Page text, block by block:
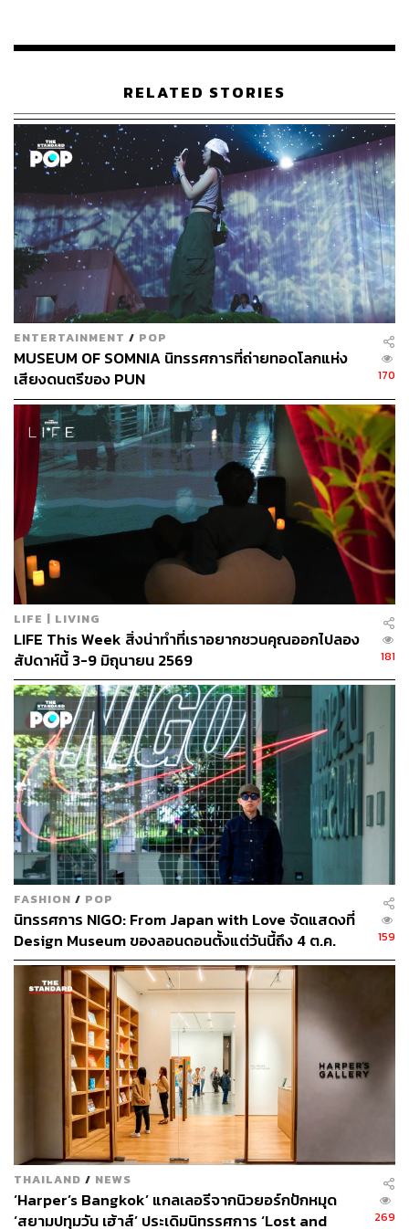
Photo: Yelo House
All or Nothing
What:
ประเดิมศักราชใหม่ ทางฟาก Yelo House ส่ง
นิทรรศการของสองศิลปินชาวเยอรมันมาให้คุณได้ชมในชื่อ
‘All Or Nothing – A Duo Exhibition by Niels & Marga’ โดย
ศิลปินสองท่านที่นำงานมาจัดแสดงร่วมกันคือ นีลส์ คาล์ก
(Niels Kalk) และ มาร์กา แวน เดน มีย์เดนเบิร์ก (Marga van
den Meydenberg) ซึ่งเป็นคู่รักกัน ทำงานต่างกันสองแบบสอง
สไตล์ ฝ่ายชาย นีลส์เป็นศิลปินคอลลาจที่มักใช้เวลาหลาย
ชั่วโมงนั่งค้นหาภาพในนิตยสารและหนังสือภาพเก่า
จินตนาการถึงเรื่องราวที่สามารถเกิดขึ้นได้ผ่านคาแรกเตอร์
และฉากจากหนังสือเหล่านั้น ก่อนบรรจงตัดภาพที่คัดสรรค์
มาแปะประกอบกันเป็นโลกใบใหม่ที่น่าสนใจ
ส่วนฟากฝ่ายหญิง มาร์กา แวน เดน มีย์เดนเบิร์ก นั้นเป็นช่าง
ภาพที่บันทึกภาพบุคคลแปลกหน้ามากว่า 3 ปี เธอเริ่มโปรเจ
กต์ Pop-Up Photo Studio รอบกรุงเบอร์ลิน เพื่อบันทึกภาพ
บุคคลแปลกหน้าในสตูดิโอชั่วคราวของเธอ เพราะเชื่อว่า
มนุษย์ทุกคนมีเอกลักษณ์ที่โดดเด่น จึงอยากดึงเอาความแตก
ต่างนั้นออกมาเล่า เธอจึงต้องให้เวลากับการทำให้คนแปลก
หน้าที่บังเอิญผ่านมารู้สึกสบายใจ และยอมเปิดเผยอีกด้านของ
พวกเขากับเธอ ซึ่งคุณสามารถชมผลงานภาพถ่ายของเธอได้
ในนิทรรศการนี้ ที่สำคัญ เธอเชิญชวนให้คุณไปเป็นคนแปลก
หน้า เพื่อให้เธอเก็บภาพอีกด้วย ใน Pop-Up Photo Studio
ครั้งแรกในเมืองไทย!
When:วันนี้ถึง 27 มกราคม 2562
Where:Yelo House ซอยเกษมสันต์ 1 กรุงเทพฯ
How:www.facebook.com/events/347698095786328
Stop:BTS สถานีราชเทวี หรือสถานีสนามกีฬาแห่งชาติ หรือ
เรือโดยสารคลองแสนแสบ ท่าเรือสะพานหัวช้าง
RELATED STORIES
ENTERTAINMENT / POP
MUSEUM OF SOMNIA นิทรรศการที่ถ่ายทอดโลกแห่ง
เสียงดนตรีของ PUN
170
LIFE | LIVING
LIFE This Week สิ่งน่าทำที่เราอยากชวนคุณออกไปลอง
สัปดาห์นี้ 3-9 มิถุนายน 2569
181
FASHION / POP
นิทรรศการ NIGO: From Japan with Love จัดแสดงที่
Design Museum ของลอนดอนตั้งแต่วันนี้ถึง 4 ต.ค.
159
THAILAND / NEWS
‘Harper’s Bangkok’ แกลเลอรีจากนิวยอร์กปักหมุด
‘สยามปทุมวัน เฮ้าส์’ ประเดิมนิทรรศการ ‘Lost and
269